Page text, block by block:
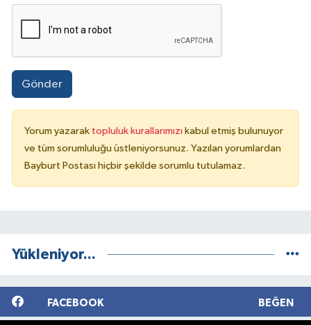
Gönder
Yorum yazarak topluluk kurallarımızı kabul etmiş bulunuyor
ve tüm sorumluluğu üstleniyorsunuz. Yazılan yorumlardan
Bayburt Postası hiçbir şekilde sorumlu tutulamaz.
Yükleniyor...
FACEBOOK BEĞEN